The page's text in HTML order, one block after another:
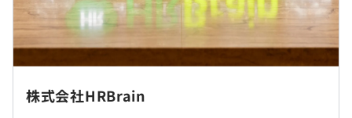
◆従業員エクスペリエンスクラウド『HRBrain EX
Intelligence』
従業員エクスペリエンスをデザインし、ひとりひとりが躍
動する組織へ。
行を実現。
1,800万円まで検討可能です
（※想定年収は年収提示額を保証するものではありません）
株式会社HRBrain